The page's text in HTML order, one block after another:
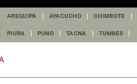
AREQUIPA AYACUCHO CHIMBOTE
PIURA PUNO TACNA TUMBES